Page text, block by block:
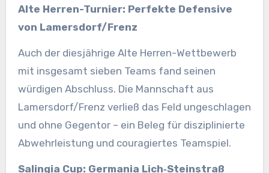
Alte Herren-Turnier: Perfekte Defensive
von Lamersdorf/Frenz
Auch der diesjährige Alte Herren-Wettbewerb
mit insgesamt sieben Teams fand seinen
würdigen Abschluss. Die Mannschaft aus
Lamersdorf/Frenz verließ das Feld ungeschlagen
und ohne Gegentor – ein Beleg für disziplinierte
Abwehrleistung und couragiertes Teamspiel.
Salingia Cup: Germania Lich‑Steinstraß